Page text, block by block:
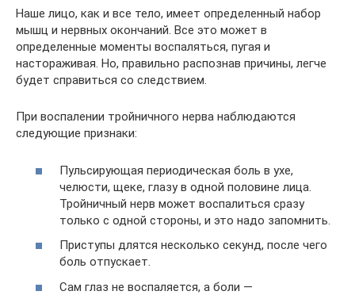
Наше лицо, как и все тело, имеет определенный набор
мышц и нервных окончаний. Все это может в
определенные моменты воспаляться, пугая и
настораживая. Но, правильно распознав причины, легче
будет справиться со следствием.
При воспалении тройничного нерва наблюдаются
следующие признаки:
Пульсирующая периодическая боль в ухе,
челюсти, щеке, глазу в одной половине лица.
Тройничный нерв может воспалиться сразу
только с одной стороны, и это надо запомнить.
Приступы длятся несколько секунд, после чего
боль отпускает.
Сам глаз не воспаляется, а боли —